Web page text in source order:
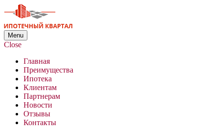
Menu
Close
Главная
Преимущества
Ипотека
Клиентам
Партнерам
Новости
Отзывы
Контакты